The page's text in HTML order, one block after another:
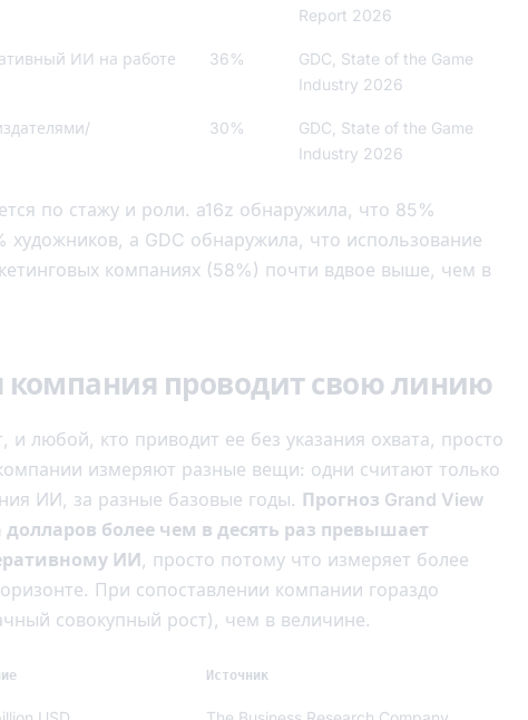
Report 2026
ИИ на работе 36%
GDC, State of the Game
Industry 2026
30%
GDC, State of the Game
Industry 2026
по стажу и роли. a16z обнаружила, что 85%
а GDC обнаружила, что использование
компаниях (58%) почти вдвое выше, чем в
компания проводит свою линию
любой, кто приводит ее без указания охвата, просто
измеряют разные вещи: одни считают только
ИИ, за разные базовые годы. Прогноз Grand View
более чем в десять раз превышает
ИИ, просто потому что измеряет более
При сопоставлении компании гораздо
совокупный рост), чем в величине.
Источник